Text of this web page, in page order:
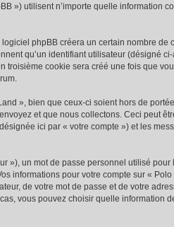
») utilisent n’importe quelle information
phpBB créera un certain nombre
qu’un identifiant utilisateur (désigné
cookie sera créé une fois que
», bien que ceux-ci soient hors de
et que nous collectons. Ceci peut
ici par « votre compte ») et les
»), un mot de passe personnel utilisé
informations pour votre compte sur «
de votre mot de passe et de votre
vous pouvez choisir quelle information